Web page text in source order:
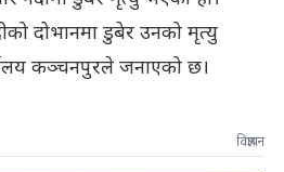
दोभानमा डुबेर उनको मृत्यु
कञ्चनपुरले जनाएको छ।
विज्ञापन